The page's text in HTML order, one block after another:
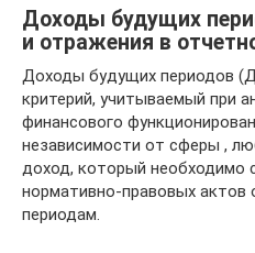
Доходы будущих
и отражения в
Доходы будущих периодов
критерий, учитываемый при
финансового
независимости от сферы ,
доход, который необходимо
нормативно-правовых актов
периодам.